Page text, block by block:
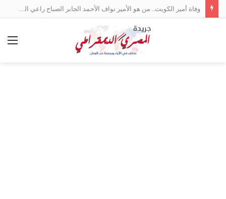
وفاة أمير الكويت.. من هو الأمير نواف الأحمد الجابر الصباح راعي السلام بين العرب؟